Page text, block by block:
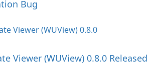
Bug
Viewer (WUView) 0.8.0 Released